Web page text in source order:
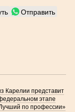
Отправить
Карелии представит
этапе
по профессии»